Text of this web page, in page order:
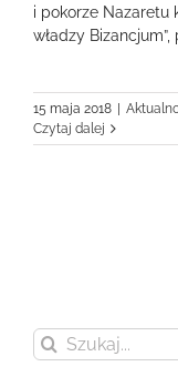
i pokorze Nazaretu
władzy Bizancjum”,
15 maja 2018
Czytaj dalej
Szukaj